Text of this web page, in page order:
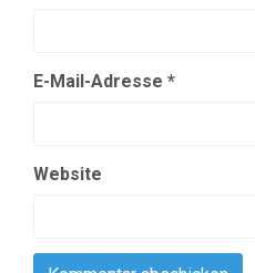
E-Mail-Adresse *
Website